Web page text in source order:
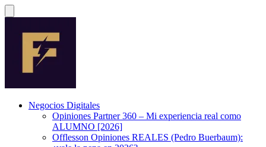
Negocios Digitales
Opiniones Partner 360 – Mi experiencia real como
ALUMNO [2026]
Offlesson Opiniones REALES (Pedro Buerbaum):